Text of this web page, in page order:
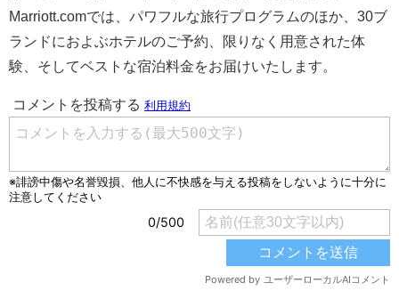
Marriott.comでは、パワフルな旅行プログラムのほか、30ブ
ランドにおよぶホテルのご予約、限りなく用意された体
験、そしてベストな宿泊料金をお届けいたします。